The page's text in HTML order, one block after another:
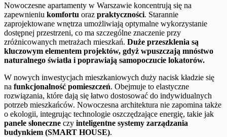
Nowoczesne apartamenty w Warszawie koncentrują się na
zapewnieniu komfortu oraz praktyczności. Starannie
zaprojektowane wnętrza umożliwiają optymalne wykorzystanie
dostępnej przestrzeni, co ma szczególne znaczenie przy
zróżnicowanych metrażach mieszkań. Duże przeszklenia są
kluczowym elementem projektów, gdyż wpuszczają mnóstwo
naturalnego światła i poprawiają samopoczucie lokatorów.
W nowych inwestycjach mieszkaniowych duży nacisk kładzie się
na funkcjonalność pomieszczeń. Obejmuje to elastyczne
rozwiązania, które dają się łatwo dostosować do indywidualnych
potrzeb mieszkańców. Nowoczesna architektura nie zapomina także
o ekologii, integrując technologie oszczędzające energię, takie jak
panele słoneczne czy inteligentne systemy zarządzania
budynkiem (SMART HOUSE).